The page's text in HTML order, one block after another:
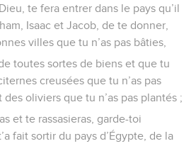
te fera entrer dans le pays qu’il
Isaac et Jacob, de te donner,
villes que tu n’as pas bâties,
toutes sortes de biens et que tu
creusées que tu n’as pas
oliviers que tu n’as pas plantés ;
et te rassasieras, garde-toi
fait sortir du pays d’Égypte, de la